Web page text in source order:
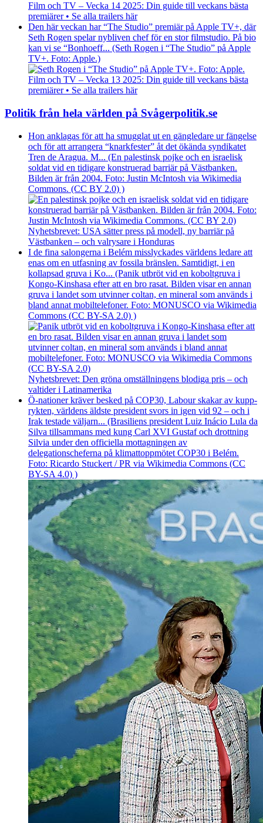
Film och TV – Vecka 14 2025: Din guide till veckans bästa
premiärer • Se alla trailers här
Den här veckan har “The Studio” premiär på Apple TV+, där
Seth Rogen spelar nybliven chef för en stor filmstudio. På bio
kan vi se “Bonhoeff... (Seth Rogen i “The Studio” på Apple
TV+. Foto: Apple.)
Film och TV – Vecka 13 2025: Din guide till veckans bästa
premiärer • Se alla trailers här
Politik från hela världen på Svågerpolitik.se
Hon anklagas för att ha smugglat ut en gängledare ur fängelse
och för att arrangera “knarkfester” åt det ökända syndikatet
Tren de Aragua. M... (En palestinsk pojke och en israelisk
soldat vid en tidigare konstruerad barriär på Västbanken.
Bilden är från 2004. Foto: Justin McIntosh via Wikimedia
Commons. (CC BY 2.0) )
Nyhetsbrevet: USA sätter press på modell, ny barriär på
Västbanken – och valrysare i Honduras
I de fina salongerna i Belém misslyckades världens ledare att
enas om en utfasning av fossila bränslen. Samtidigt, i en
kollapsad gruva i Ko... (Panik utbröt vid en koboltgruva i
Kongo-Kinshasa efter att en bro rasat. Bilden visar en annan
gruva i landet som utvinner coltan, en mineral som används i
bland annat mobiltelefoner. Foto: MONUSCO via Wikimedia
Commons (CC BY-SA 2.0) )
Nyhetsbrevet: Den gröna omställningens blodiga pris – och
valtider i Latinamerika
Ö-nationer kräver besked på COP30, Labour skakar av kupp­
rykten, världens äldste president svors in igen vid 92 – och i
Irak testade väljarn... (Brasiliens president Luiz Inácio Lula da
Silva tillsammans med kung Carl XVI Gustaf och drottning
Silvia under den officiella mottagningen av
delegationscheferna på klimattoppmötet COP30 i Belém.
Foto: Ricardo Stuckert / PR via Wikimedia Commons (CC
BY-SA 4.0) )